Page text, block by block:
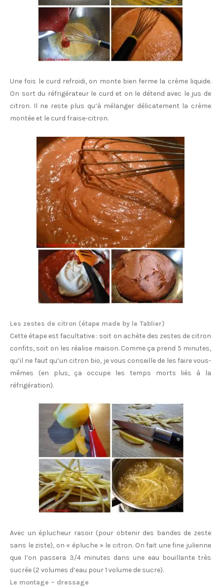
Une fois le curd refroidi, on monte bien ferme la crème liquide.
On sort du réfrigérateur le curd et on le détend avec le jus de
citron. Il ne reste plus qu’à mélanger délicatement la crème
montée et le curd fraise-citron.
Les zestes de citron (étape made by le Tablier)
Cette étape est facultative : soit on achète des zestes de citron
confits, soit on les réalise maison. Comme ça prend 5 minutes,
qu’il ne faut qu’un citron bio, je vous conseille de les faire vous-
mêmes (en plus, ça occupe les temps morts liés à la
réfrigération).
Avec un éplucheur rasoir (pour obtenir des bandes de zeste
sans le ziste), on « épluche » le citron. On fait une fine julienne
que l’on passera 3/4 minutes dans une eau bouillante très
sucrée (2 volumes d’eau pour 1 volume de sucre).
Le montage – dressage